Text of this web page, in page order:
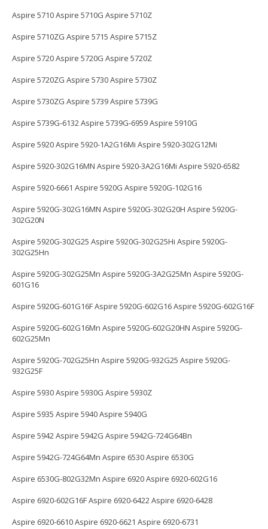
Aspire 5710 Aspire 5710G Aspire 5710Z
Aspire 5710ZG Aspire 5715 Aspire 5715Z
Aspire 5720 Aspire 5720G Aspire 5720Z
Aspire 5720ZG Aspire 5730 Aspire 5730Z
Aspire 5730ZG Aspire 5739 Aspire 5739G
Aspire 5739G-6132 Aspire 5739G-6959 Aspire 5910G
Aspire 5920 Aspire 5920-1A2G16Mi Aspire 5920-302G12Mi
Aspire 5920-302G16MN Aspire 5920-3A2G16Mi Aspire 5920-6582
Aspire 5920-6661 Aspire 5920G Aspire 5920G-102G16
Aspire 5920G-302G16MN Aspire 5920G-302G20H Aspire 5920G-
302G20N
Aspire 5920G-302G25 Aspire 5920G-302G25Hi Aspire 5920G-
302G25Hn
Aspire 5920G-302G25Mn Aspire 5920G-3A2G25Mn Aspire 5920G-
601G16
Aspire 5920G-601G16F Aspire 5920G-602G16 Aspire 5920G-602G16F
Aspire 5920G-602G16Mn Aspire 5920G-602G20HN Aspire 5920G-
602G25Mn
Aspire 5920G-702G25Hn Aspire 5920G-932G25 Aspire 5920G-
932G25F
Aspire 5930 Aspire 5930G Aspire 5930Z
Aspire 5935 Aspire 5940 Aspire 5940G
Aspire 5942 Aspire 5942G Aspire 5942G-724G64Bn
Aspire 5942G-724G64Mn Aspire 6530 Aspire 6530G
Aspire 6530G-802G32Mn Aspire 6920 Aspire 6920-602G16
Aspire 6920-602G16F Aspire 6920-6422 Aspire 6920-6428
Aspire 6920-6610 Aspire 6920-6621 Aspire 6920-6731